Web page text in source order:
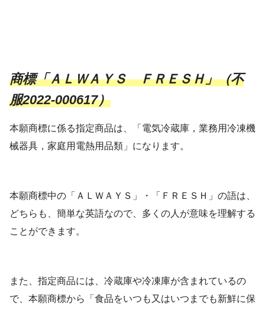
商標「ＡＬＷＡＹＳ ＦＲＥＳＨ」（不
服2022-000617）
本願商標に係る指定商品は、「電気冷蔵庫，業務用冷凍機
械器具，家庭用電熱用品類」になります。
本願商標中の「ＡＬＷＡＹＳ」・「ＦＲＥＳＨ」の語は、
どちらも、簡単な英語なので、多くの人が意味を理解する
ことができます。
また、指定商品には、冷蔵庫や冷凍庫が含まれているの
で、本願商標から「食品をいつも又はいつまでも新鮮に保